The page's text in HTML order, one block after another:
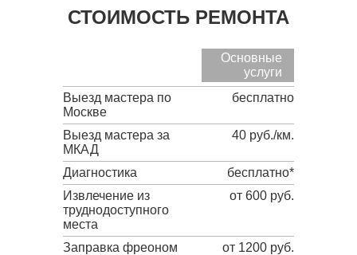
СТОИМОСТЬ РЕМОНТА
Основные
услуги
Выезд мастера по
Москве
бесплатно
Выезд мастера за
МКАД
40 руб./км.
Диагностика
бесплатно*
Извлечение из
труднодоступного
места
от 600 руб.
Заправка фреоном
от 1200 руб.